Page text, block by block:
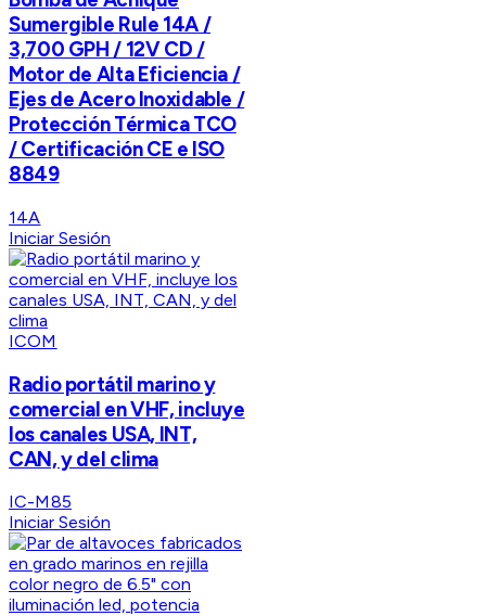
Sumergible Rule 14A /
3,700 GPH / 12V CD /
Motor de Alta Eficiencia /
Ejes de Acero Inoxidable /
Protección Térmica TCO
/ Certificación CE e ISO
8849
14A
Iniciar Sesión
ICOM
Radio portátil marino y
comercial en VHF, incluye
los canales USA, INT,
CAN, y del clima
IC-M85
Iniciar Sesión